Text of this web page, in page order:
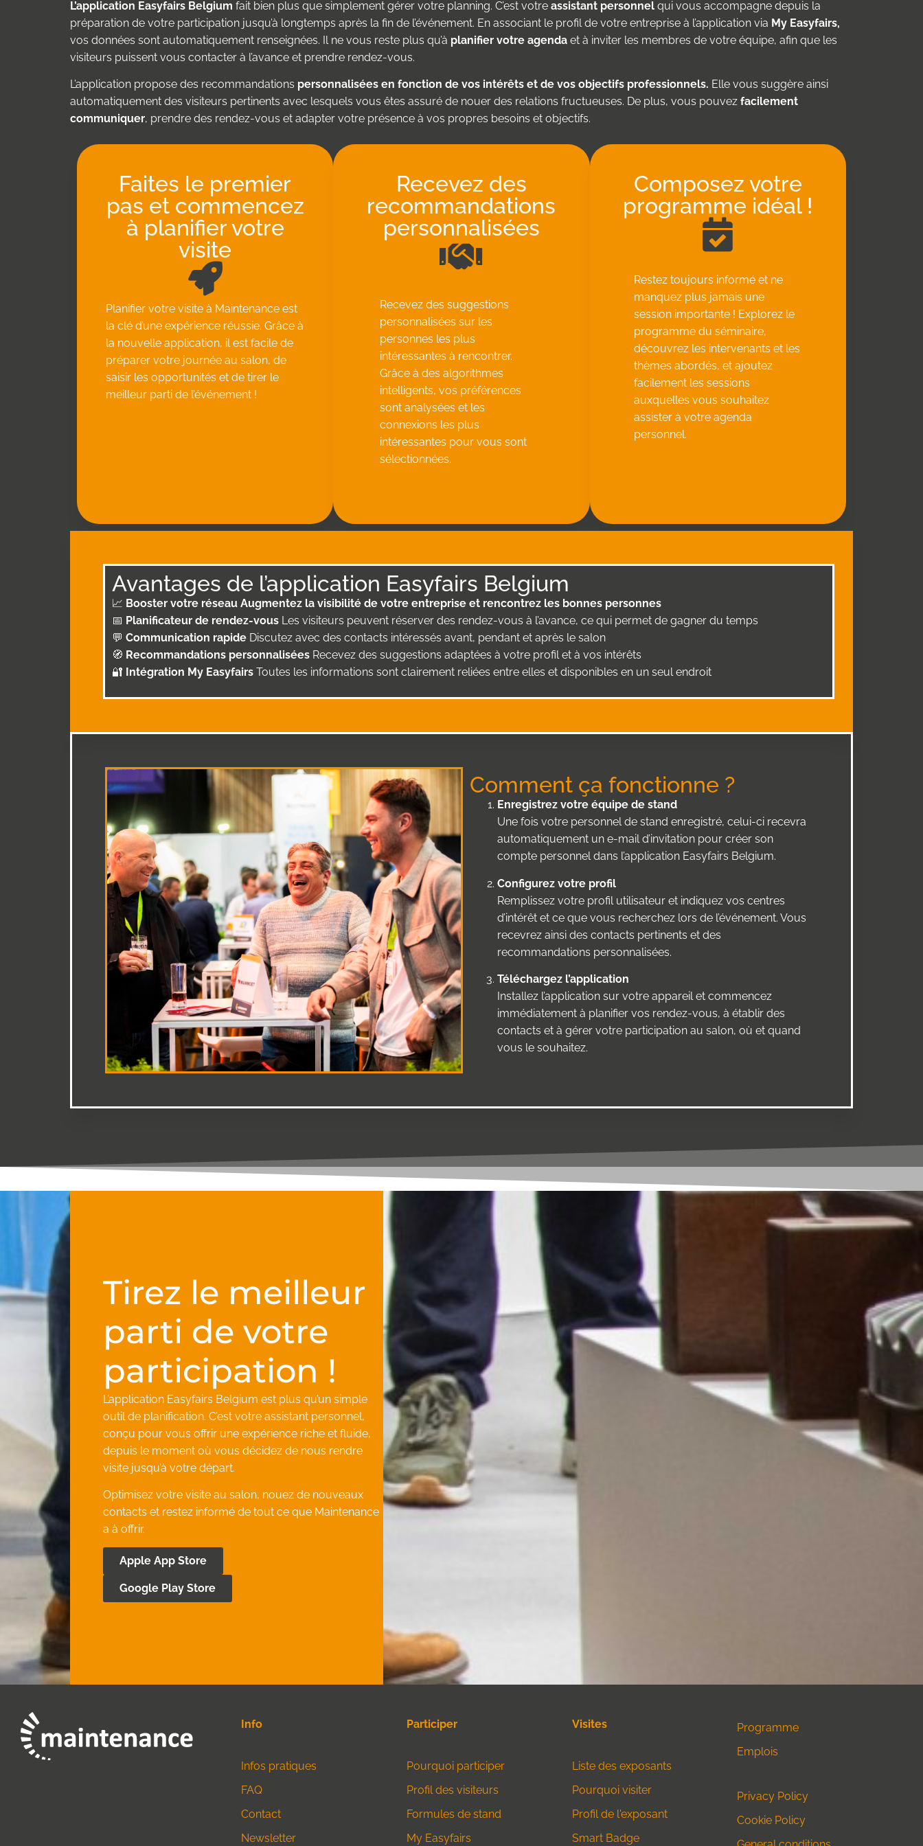
L’application Easyfairs Belgium fait bien plus que simplement gérer votre planning. C’est votre assistant personnel qui vous accompagne depuis la
préparation de votre participation jusqu’à longtemps après la fin de l’événement. En associant le profil de votre entreprise à l’application via My Easyfairs,
vos données sont automatiquement renseignées. Il ne vous reste plus qu’à planifier votre agenda et à inviter les membres de votre équipe, afin que les
visiteurs puissent vous contacter à l’avance et prendre rendez-vous.
L’application propose des recommandations personnalisées en fonction de vos intérêts et de vos objectifs professionnels. Elle vous suggère ainsi
automatiquement des visiteurs pertinents avec lesquels vous êtes assuré de nouer des relations fructueuses. De plus, vous pouvez facilement
communiquer, prendre des rendez-vous et adapter votre présence à vos propres besoins et objectifs.
Faites le premier
pas et commencez
à planifier votre
visite
Planifier votre visite à Maintenance est
la clé d’une expérience réussie. Grâce à
la nouvelle application, il est facile de
préparer votre journée au salon, de
saisir les opportunités et de tirer le
meilleur parti de l’événement !
Recevez des
recommandations
personnalisées
Recevez des suggestions
personnalisées sur les
personnes les plus
intéressantes à rencontrer.
Grâce à des algorithmes
intelligents, vos préférences
sont analysées et les
connexions les plus
intéressantes pour vous sont
sélectionnées.
Composez votre
programme idéal !
Restez toujours informé et ne
manquez plus jamais une
session importante ! Explorez le
programme du séminaire,
découvrez les intervenants et les
thèmes abordés, et ajoutez
facilement les sessions
auxquelles vous souhaitez
assister à votre agenda
personnel.
Avantages de l’application Easyfairs Belgium
📈 Booster votre réseau Augmentez la visibilité de votre entreprise et rencontrez les bonnes personnes
📅 Planificateur de rendez-vous Les visiteurs peuvent réserver des rendez-vous à l’avance, ce qui permet de gagner du temps
💬 Communication rapide Discutez avec des contacts intéressés avant, pendant et après le salon
🧭 Recommandations personnalisées Recevez des suggestions adaptées à votre profil et à vos intérêts
🔐 Intégration My Easyfairs Toutes les informations sont clairement reliées entre elles et disponibles en un seul endroit
Comment ça fonctionne ?
Enregistrez votre équipe de stand
Une fois votre personnel de stand enregistré, celui-ci recevra
automatiquement un e-mail d’invitation pour créer son
compte personnel dans l’application Easyfairs Belgium.
Configurez votre profil
Remplissez votre profil utilisateur et indiquez vos centres
d’intérêt et ce que vous recherchez lors de l’événement. Vous
recevrez ainsi des contacts pertinents et des
recommandations personnalisées.
Téléchargez l’application
Installez l’application sur votre appareil et commencez
immédiatement à planifier vos rendez-vous, à établir des
contacts et à gérer votre participation au salon, où et quand
vous le souhaitez.
Tirez le meilleur
parti de votre
participation !
L’application Easyfairs Belgium est plus qu’un simple
outil de planification. C’est votre assistant personnel,
conçu pour vous offrir une expérience riche et fluide,
depuis le moment où vous décidez de nous rendre
visite jusqu’à votre départ.
Optimisez votre visite au salon, nouez de nouveaux
contacts et restez informé de tout ce que Maintenance
a à offrir.
Apple App Store
Google Play Store
Info
Infos pratiques
FAQ
Contact
Newsletter
Participer
Pourquoi participer
Profil des visiteurs
Formules de stand
My Easyfairs
Visites
Liste des exposants
Pourquoi visiter
Profil de l'exposant
Smart Badge
Programme
Emplois
Privacy Policy
Cookie Policy